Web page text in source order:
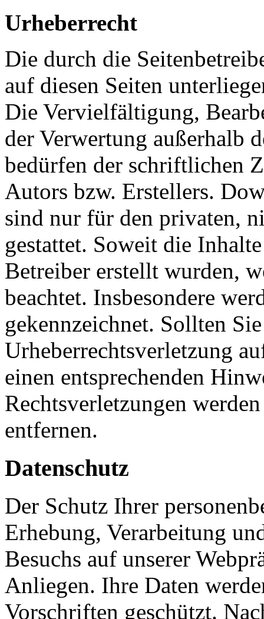
Urheberrecht
Die durch die
auf diesen Seiten
Die Vervielfältigung,
der Verwertung außerhalb
bedürfen der schriftlichen
Autors bzw. Erstellers.
sind nur für den privaten,
gestattet. Soweit die
Betreiber erstellt wurden,
beachtet. Insbesondere
gekennzeichnet. Sollten
Urheberrechtsverletzung
einen entsprechenden
Rechtsverletzungen
entfernen.
Datenschutz
Der Schutz Ihrer
Erhebung, Verarbeitung
Besuchs auf unserer
Anliegen. Ihre Daten
Vorschriften geschützt.